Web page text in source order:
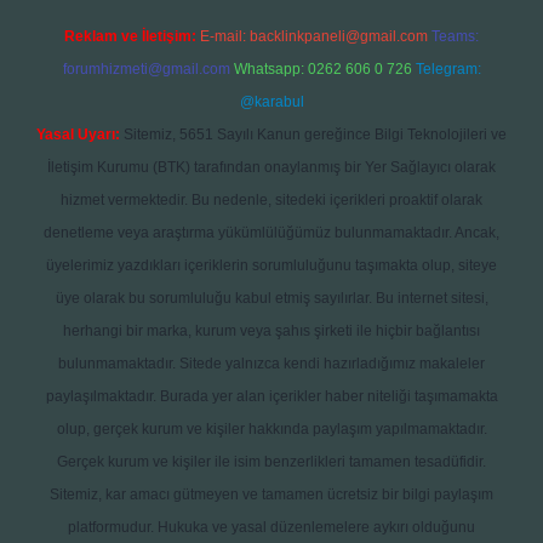
Reklam ve İletişim: E-mail: backlinkpaneli@gmail.com Teams:
forumhizmeti@gmail.com Whatsapp: 0262 606 0 726 Telegram:
@karabul
Yasal Uyarı: Sitemiz, 5651 Sayılı Kanun gereğince Bilgi Teknolojileri ve
İletişim Kurumu (BTK) tarafından onaylanmış bir Yer Sağlayıcı olarak
hizmet vermektedir. Bu nedenle, sitedeki içerikleri proaktif olarak
denetleme veya araştırma yükümlülüğümüz bulunmamaktadır. Ancak,
üyelerimiz yazdıkları içeriklerin sorumluluğunu taşımakta olup, siteye
üye olarak bu sorumluluğu kabul etmiş sayılırlar. Bu internet sitesi,
herhangi bir marka, kurum veya şahıs şirketi ile hiçbir bağlantısı
bulunmamaktadır. Sitede yalnızca kendi hazırladığımız makaleler
paylaşılmaktadır. Burada yer alan içerikler haber niteliği taşımamakta
olup, gerçek kurum ve kişiler hakkında paylaşım yapılmamaktadır.
Gerçek kurum ve kişiler ile isim benzerlikleri tamamen tesadüfidir.
Sitemiz, kar amacı gütmeyen ve tamamen ücretsiz bir bilgi paylaşım
platformudur. Hukuka ve yasal düzenlemelere aykırı olduğunu